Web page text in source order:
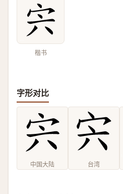
楷书
字形对比
中国大陆 台湾